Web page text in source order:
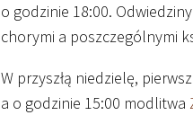
o godzinie 18:00.
chorymi a poszczególnymi
W przyszłą niedzielę,
a o godzinie 15:00 modlitwa